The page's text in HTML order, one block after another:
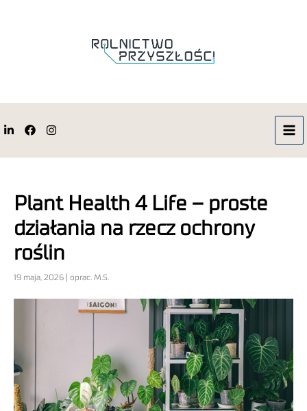
Plant Health 4 Life – proste
działania na rzecz ochrony
roślin
19 maja, 2026 | oprac. M.S.